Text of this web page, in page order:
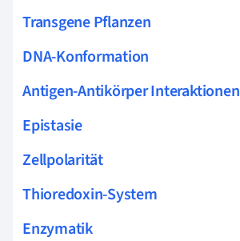
Transgene Pflanzen
DNA-Konformation
Antigen-Antikörper Interaktionen
Epistasie
Zellpolarität
Thioredoxin-System
Enzymatik